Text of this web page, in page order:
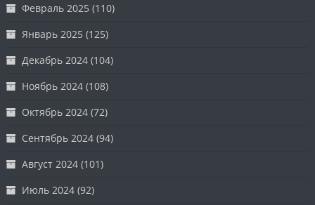
Февраль 2025 (110)
Январь 2025 (125)
Декабрь 2024 (104)
Ноябрь 2024 (108)
Октябрь 2024 (72)
Сентябрь 2024 (94)
Август 2024 (101)
Июль 2024 (92)